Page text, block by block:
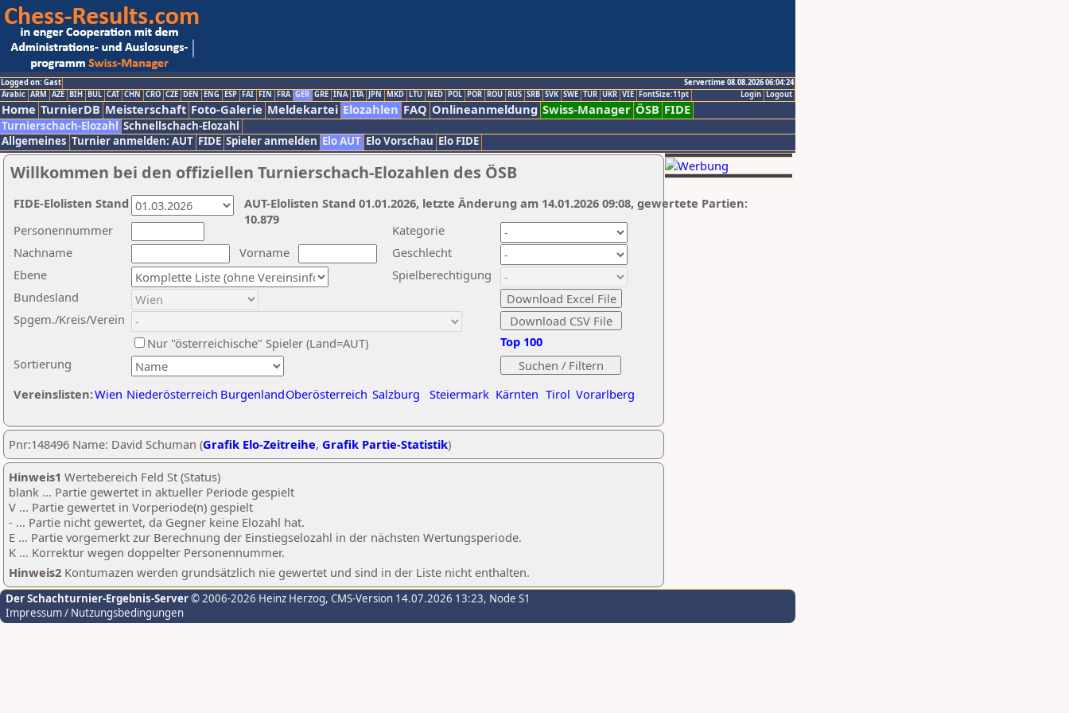
Logged on: Gast
Servertime 08.08.2026 06:04:24
Logout
Login
Arabic ARM AZE BIH BUL CAT CHN CRO CZE DEN ENG ESP FAI FIN FRA GER GRE INA ITA JPN MKD LTU NED POL POR ROU RUS SRB SVK SWE TUR UKR VIE FontSize:11pt
Home TurnierDB Meisterschaft Foto-Galerie Meldekartei Elozahlen FAQ Onlineanmeldung Swiss-Manager ÖSB FIDE
Turnierschach-Elozahl Schnellschach-Elozahl
Allgemeines Turnier anmelden: AUT FIDE Spieler anmelden Elo AUT Elo Vorschau Elo FIDE
Willkommen bei den offiziellen Turnierschach-Elozahlen des ÖSB
Nachname
Vorname
Ebene
Kategorie
Sortierung
Personennummer
Bundesland
Spgem./Kreis/Verein
Geschlecht
Nur "österreichische" Spieler (Land=AUT)
Spielberechtigung
Vereinslisten:Wien Niederösterreich BurgenlandOberösterreich Salzburg Steiermark Kärnten Tirol Vorarlberg
Top 100
AUT-Elolisten Stand 01.01.2026, letzte Änderung am 14.01.2026 09:08, gewertete Partien:
10.879
FIDE-Elolisten Stand
Pnr:148496 Name: David Schuman (Grafik Elo-Zeitreihe, Grafik Partie-Statistik)
Hinweis1 Wertebereich Feld St (Status)
blank ... Partie gewertet in aktueller Periode gespielt
V ... Partie gewertet in Vorperiode(n) gespielt
- ... Partie nicht gewertet, da Gegner keine Elozahl hat.
E ... Partie vorgemerkt zur Berechnung der Einstiegselozahl in der nächsten Wertungsperiode.
K ... Korrektur wegen doppelter Personennummer.
Hinweis2 Kontumazen werden grundsätzlich nie gewertet und sind in der Liste nicht enthalten.
Der Schachturnier-Ergebnis-Server© 2006-2026 Heinz Herzog, CMS-Version 14.07.2026 13:23, Node S1
Impressum / Nutzungsbedingungen